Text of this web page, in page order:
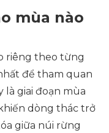
mùa nào
riêng theo từng
để tham quan
là giai đoạn mùa
dòng thác trở
giữa núi rừng